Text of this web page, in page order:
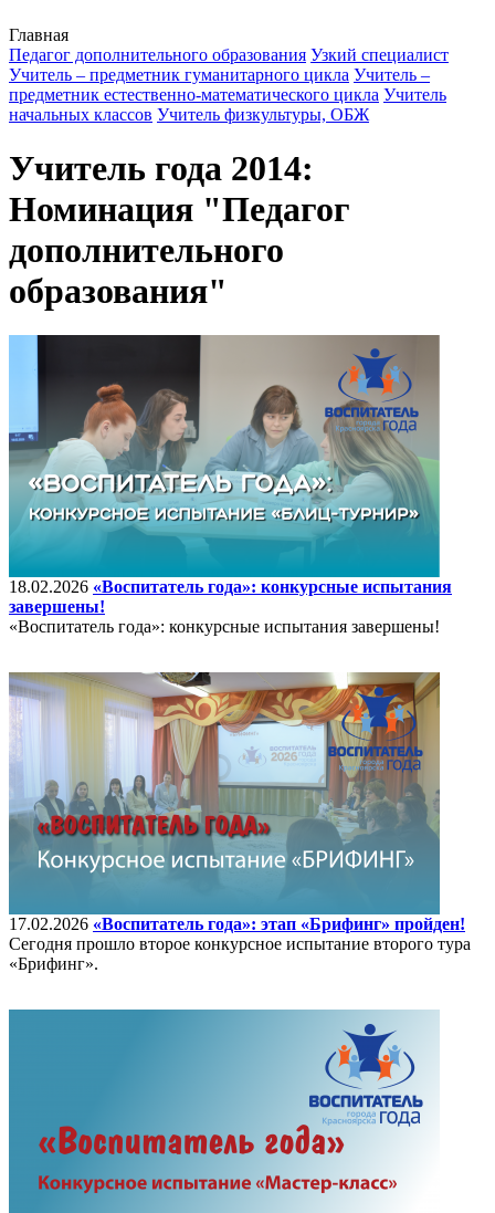
Главная
Педагог дополнительного образования Узкий специалист
Учитель – предметник гуманитарного цикла Учитель –
предметник естественно-математического цикла Учитель
начальных классов Учитель физкультуры, ОБЖ
Учитель года 2014:
Номинация "Педагог
дополнительного
образования"
18.02.2026 «Воспитатель года»: конкурсные испытания
завершены!
«Воспитатель года»: конкурсные испытания завершены!
17.02.2026 «Воспитатель года»: этап «Брифинг» пройден!
Сегодня прошло второе конкурсное испытание второго тура
«Брифинг».